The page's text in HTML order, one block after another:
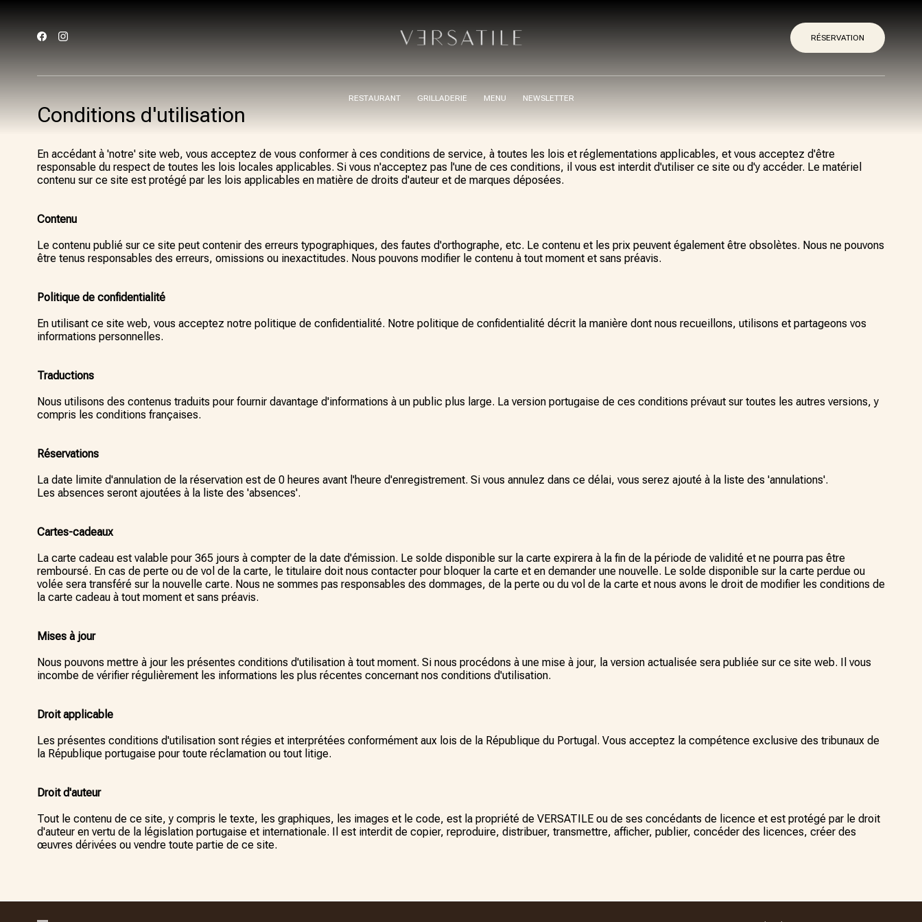
RÉSERVATION
RESTAURANT GRILLADERIE MENU NEWSLETTER
Conditions d'utilisation
En accédant à 'notre' site web, vous acceptez de vous conformer à ces conditions de service, à toutes les lois et réglementations applicables, et vous acceptez d'être
responsable du respect de toutes les lois locales applicables. Si vous n'acceptez pas l'une de ces conditions, il vous est interdit d'utiliser ce site ou d'y accéder. Le matériel
contenu sur ce site est protégé par les lois applicables en matière de droits d'auteur et de marques déposées.
Contenu
Le contenu publié sur ce site peut contenir des erreurs typographiques, des fautes d'orthographe, etc. Le contenu et les prix peuvent également être obsolètes. Nous ne pouvons
être tenus responsables des erreurs, omissions ou inexactitudes. Nous pouvons modifier le contenu à tout moment et sans préavis.
Politique de confidentialité
En utilisant ce site web, vous acceptez notre politique de confidentialité. Notre politique de confidentialité décrit la manière dont nous recueillons, utilisons et partageons vos
informations personnelles.
Traductions
Nous utilisons des contenus traduits pour fournir davantage d'informations à un public plus large. La version portugaise de ces conditions prévaut sur toutes les autres versions, y
compris les conditions françaises.
Réservations
La date limite d'annulation de la réservation est de 0 heures avant l'heure d'enregistrement. Si vous annulez dans ce délai, vous serez ajouté à la liste des 'annulations'.
Les absences seront ajoutées à la liste des 'absences'.
Cartes-cadeaux
La carte cadeau est valable pour 365 jours à compter de la date d'émission. Le solde disponible sur la carte expirera à la fin de la période de validité et ne pourra pas être
remboursé. En cas de perte ou de vol de la carte, le titulaire doit nous contacter pour bloquer la carte et en demander une nouvelle. Le solde disponible sur la carte perdue ou
volée sera transféré sur la nouvelle carte. Nous ne sommes pas responsables des dommages, de la perte ou du vol de la carte et nous avons le droit de modifier les conditions de
la carte cadeau à tout moment et sans préavis.
Mises à jour
Nous pouvons mettre à jour les présentes conditions d'utilisation à tout moment. Si nous procédons à une mise à jour, la version actualisée sera publiée sur ce site web. Il vous
incombe de vérifier régulièrement les informations les plus récentes concernant nos conditions d'utilisation.
Droit applicable
Les présentes conditions d'utilisation sont régies et interprétées conformément aux lois de la République du Portugal. Vous acceptez la compétence exclusive des tribunaux de
la République portugaise pour toute réclamation ou tout litige.
Droit d'auteur
Tout le contenu de ce site, y compris le texte, les graphiques, les images et le code, est la propriété de VERSATILE ou de ses concédants de licence et est protégé par le droit
d'auteur en vertu de la législation portugaise et internationale. Il est interdit de copier, reproduire, distribuer, transmettre, afficher, publier, concéder des licences, créer des
œuvres dérivées ou vendre toute partie de ce site.